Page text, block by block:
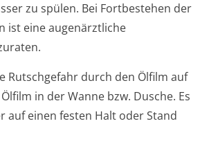
zu spülen. Bei Fortbestehen der
ist eine augenärztliche
Rutschgefahr durch den Ölfilm auf
in der Wanne bzw. Dusche. Es
auf einen festen Halt oder Stand